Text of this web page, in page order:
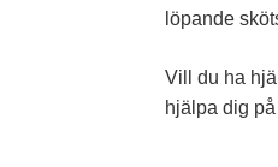
löpande
Vill du ha
hjälpa dig